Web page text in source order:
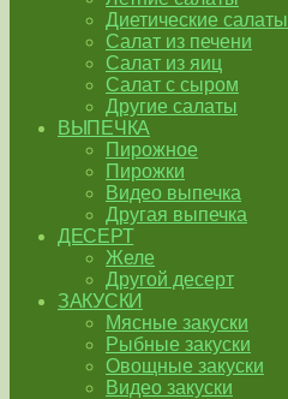
Диетические салаты
Салат из печени
Салат из яиц
Салат с сыром
Другие салаты
ВЫПЕЧКА
Пирожное
Пирожки
Видео выпечка
Другая выпечка
ДЕСЕРТ
Желе
Другой десерт
ЗАКУСКИ
Мясные закуски
Рыбные закуски
Овощные закуски
Видео закуски